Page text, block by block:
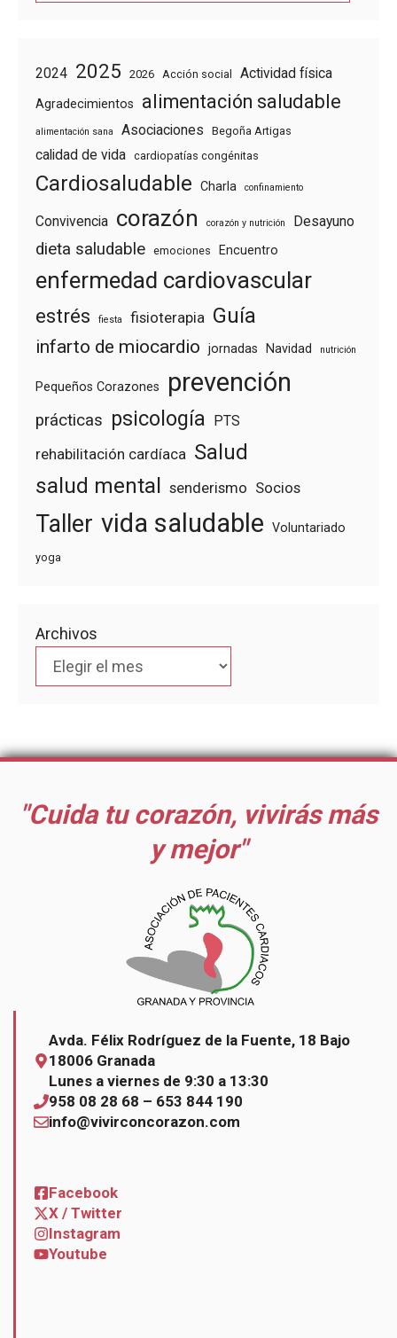
2024 2025 2026 Acción social Actividad física
Agradecimientos alimentación saludable
alimentación sana Asociaciones Begoña Artigas
calidad de vida cardiopatías congénitas
Cardiosaludable Charla confinamiento
Convivencia corazón corazón y nutrición Desayuno
dieta saludable emociones Encuentro
enfermedad cardiovascular
estrés fiesta fisioterapia Guía
infarto de miocardio jornadas Navidad nutrición
Pequeños Corazones prevención
prácticas psicología PTS
rehabilitación cardíaca Salud
salud mental senderismo Socios
Taller vida saludable Voluntariado
yoga
Archivos
"Cuida tu corazón, vivirás más
y mejor"
Avda. Félix Rodríguez de la Fuente, 18 Bajo
18006 Granada
Lunes a viernes de 9:30 a 13:30
958 08 28 68 – 653 844 190
info@vivirconcorazon.com
Facebook
X / Twitter
Instagram
Youtube